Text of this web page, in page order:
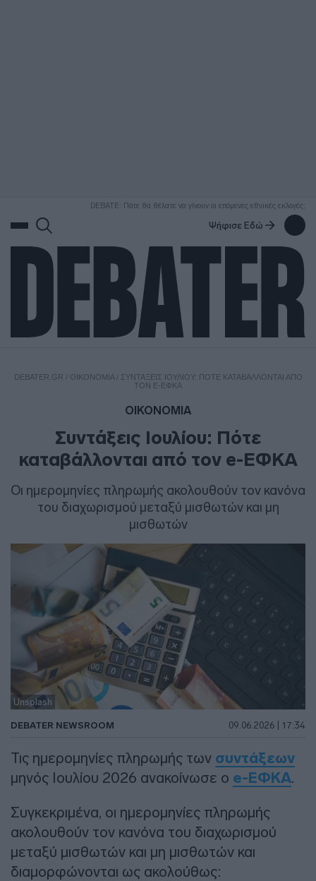
DEBATE: Πότε θα θέλατε να γίνουν οι επόμενες εθνικές εκλογές;
Ψήφισε Εδώ
DEBATER.GR / ΟΙΚΟΝΟΜΙΑ/ ΣΥΝΤΆΞΕΙΣ ΙΟΥΛΊΟΥ: ΠΌΤΕ ΚΑΤΑΒΆΛΛΟΝΤΑΙ ΑΠΌ
ΤΟΝ E-ΕΦΚΑ
ΟΙΚΟΝΟΜΙΑ
Συντάξεις Ιουλίου: Πότε
καταβάλλονται από τον e-ΕΦΚΑ
Οι ημερομηνίες πληρωμής ακολουθούν τον κανόνα
του διαχωρισμού μεταξύ μισθωτών και μη
μισθωτών
Unsplash
DEBATER NEWSROOM 09.06.2026 | 17:34
Τις ημερομηνίες πληρωμής των συντάξεων
μηνός Ιουλίου 2026 ανακοίνωσε ο e-ΕΦΚΑ.
Συγκεκριμένα, οι ημερομηνίες πληρωμής
ακολουθούν τον κανόνα του διαχωρισμού
μεταξύ μισθωτών και μη μισθωτών και
διαμορφώνονται ως ακολούθως: